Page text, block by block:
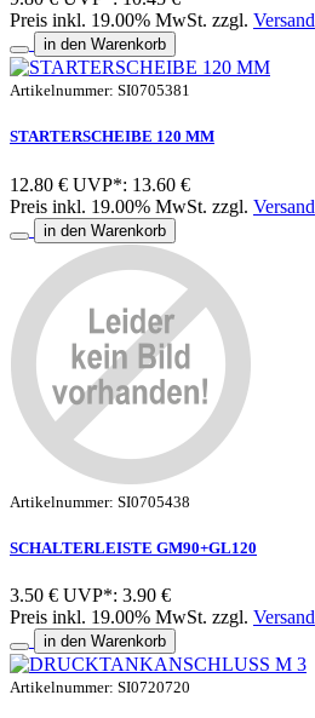
Preis inkl. 19.00% MwSt. zzgl. Versand
in den Warenkorb
Artikelnummer: SI0705381
STARTERSCHEIBE 120 MM
12.80 € UVP*: 13.60 €
Preis inkl. 19.00% MwSt. zzgl. Versand
in den Warenkorb
Artikelnummer: SI0705438
SCHALTERLEISTE GM90+GL120
3.50 € UVP*: 3.90 €
Preis inkl. 19.00% MwSt. zzgl. Versand
in den Warenkorb
Artikelnummer: SI0720720